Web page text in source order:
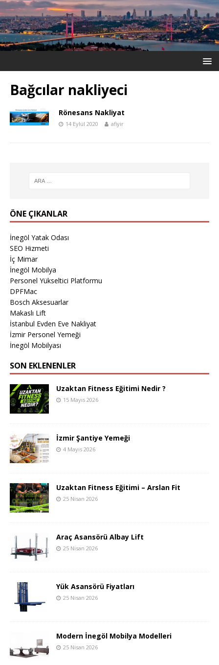
Bağcılar nakliyeci
Rönesans Nakliyat
14 Eylül 2020 afiyir
ÖNE ÇIKANLAR
İnegöl Yatak Odası
SEO Hizmeti
İç Mimar
İnegöl Mobilya
Personel Yükseltici Platformu
DPFMac
Bosch Aksesuarlar
Makaslı Lift
İstanbul Evden Eve Nakliyat
İzmir Personel Yemeği
İnegöl Mobilyası
SON EKLENENLER
Uzaktan Fitness Eğitimi Nedir ?
15 Mayıs 2026
İzmir Şantiye Yemeği
4 Mayıs 2026
Uzaktan Fitness Eğitimi – Arslan Fit
25 Nisan 2026
Araç Asansörü Albay Lift
25 Nisan 2026
Yük Asansörü Fiyatları
25 Nisan 2026
Modern İnegöl Mobilya Modelleri
25 Nisan 2026